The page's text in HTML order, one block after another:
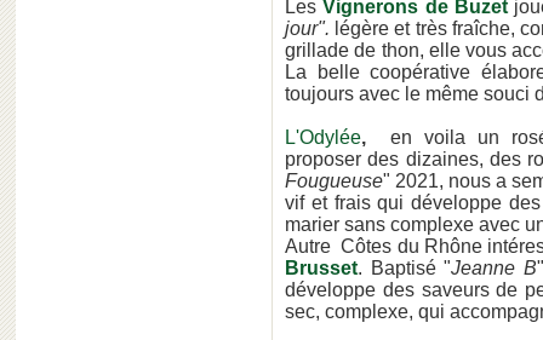
LesVignerons de Buzet
jour". légère et très fraîche,
grillade de thon, elle vous
La belle coopérative
toujours avec le même souci
L'Odylée, en voila un
proposer des dizaines, des
Fougueuse" 2021, nous a
vif et frais qui développe
marier sans complexe avec
Autre Côtes du Rhône
Brusset. Baptisé "Jeanne B
développe des saveurs de
sec, complexe, qui